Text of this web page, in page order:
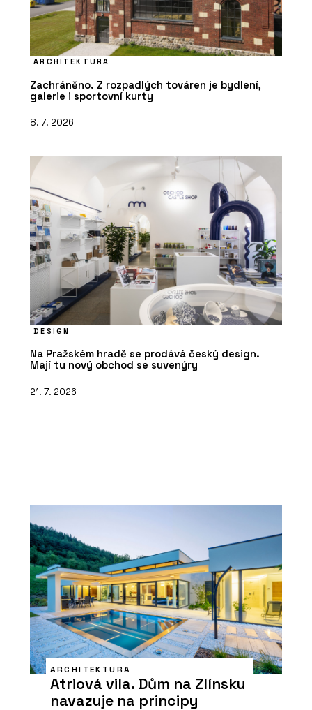
ARCHITEKTURA
Zachráněno. Z rozpadlých továren je bydlení,
galerie i sportovní kurty
8. 7. 2026
DESIGN
Na Pražském hradě se prodává český design.
Mají tu nový obchod se suvenýry
21. 7. 2026
ARCHITEKTURA
Atriová vila. Dům na Zlínsku
navazuje na principy